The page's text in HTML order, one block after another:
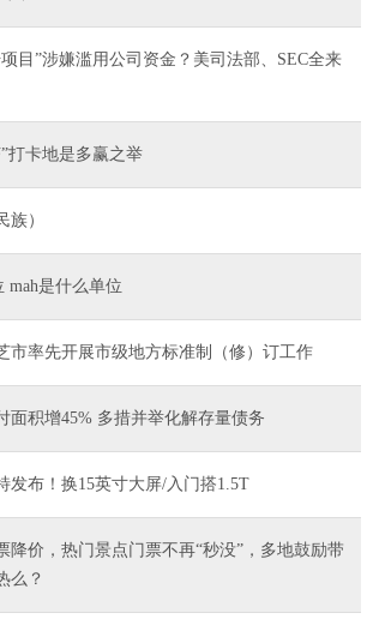
目”涉嫌滥用公司资金？美司法部、SEC全来
打卡地是多赢之举
族）
mah是什么单位
市率先开展市级地方标准制（修）订工作
面积增45% 多措并举化解存量债务
发布！换15英寸大屏/入门搭1.5T
降价，热门景点门票不再“秒没”，多地鼓励带
么？